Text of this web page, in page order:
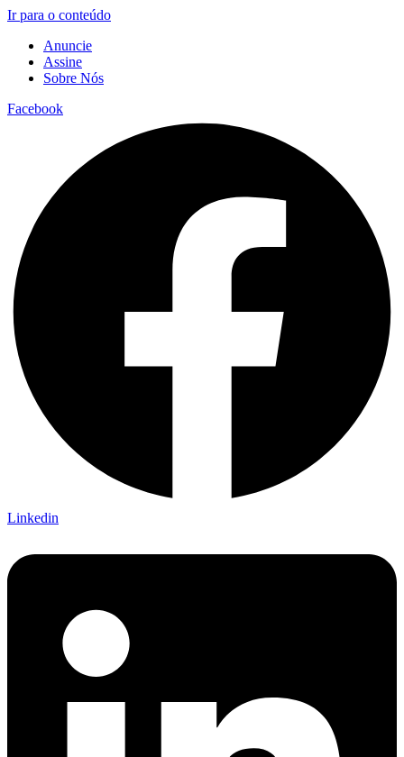
Ir para o conteúdo
Anuncie
Assine
Sobre Nós
Facebook
Linkedin